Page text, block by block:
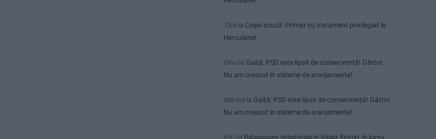
Tica la Coșei acuză: Primar cu tratament privilegiat la
Herculane!
Dinu la Gaiţă: PSD este lipsit de consecvență! Gârtoi:
Nu am crescut în sisteme de aranjamente!
Mariusla Gaiţă: PSD este lipsit de consecvență! Gârtoi:
Nu am crescut în sisteme de aranjamente!
Razla Relansarea siderurgiei în Valea Bistrei, în lucru